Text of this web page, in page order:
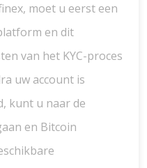
moet u eerst een
en dit
van het KYC-proces
uw account is
kunt u naar de
en Bitcoin